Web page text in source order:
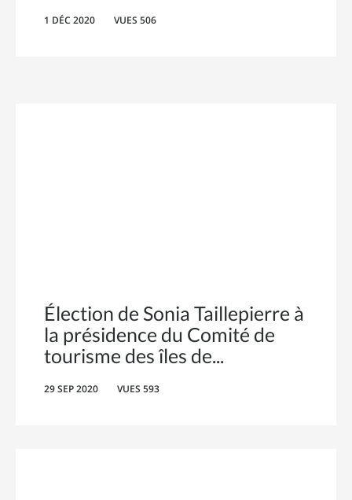
1 DÉC 2020 VUES 506
Élection de Sonia Taillepierre à
la présidence du Comité de
tourisme des îles de
29 SEP 2020 VUES 593